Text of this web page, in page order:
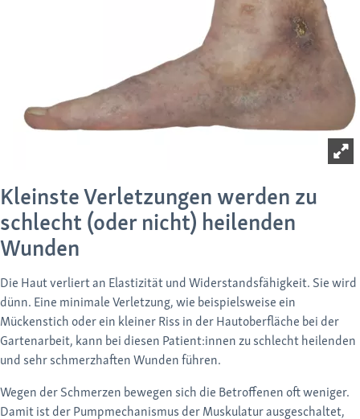
Kleinste Verletzungen werden zu
schlecht (oder nicht) heilenden
Wunden
Die Haut verliert an Elastizität und Widerstandsfähigkeit. Sie wird
dünn. Eine minimale Verletzung, wie beispielsweise ein
Mückenstich oder ein kleiner Riss in der Hautoberfläche bei der
Gartenarbeit, kann bei diesen Patient:innen zu schlecht heilenden
und sehr schmerzhaften Wunden führen.
Wegen der Schmerzen bewegen sich die Betroffenen oft weniger.
Damit ist der Pumpmechanismus der Muskulatur ausgeschaltet,